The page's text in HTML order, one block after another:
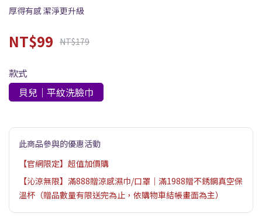
厚得有感 潔淨更升級
NT$99 NT$179
款式
貝兒｜平紋洗臉巾
此商品參與的優惠活動
【官網限定】超值加價購
【沁涼無限】滿888贈涼感濕巾/口罩｜滿1988贈不銹鋼真空保
溫杯（贈品數量有限送完為止，依購物車結帳畫面為主）